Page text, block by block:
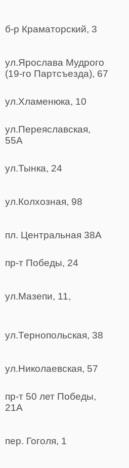
б-р Краматорский, 3
ул.Ярослава Мудрого
(19-го Партсъезда), 67
ул.Хламенюка, 10
ул.Переяславская,
55А
ул.Тынка, 24
ул.Колхозная, 98
пл. Центральная 38А
пр-т Победы, 24
ул.Мазепи, 11,
ул.Тернопольская, 38
ул.Николаевская, 57
пр-т 50 лет Победы,
21А
пер. Гоголя, 1